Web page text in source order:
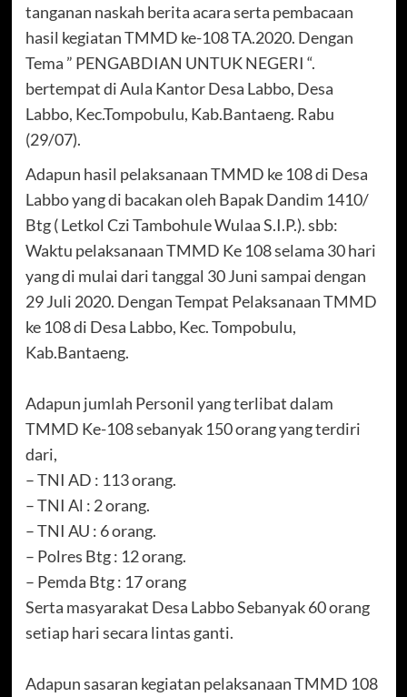
tanganan naskah berita acara serta pembacaan
hasil kegiatan TMMD ke-108 TA.2020. Dengan
Tema ” PENGABDIAN UNTUK NEGERI “.
bertempat di Aula Kantor Desa Labbo, Desa
Labbo, Kec.Tompobulu, Kab.Bantaeng. Rabu
(29/07).
Adapun hasil pelaksanaan TMMD ke 108 di Desa
Labbo yang di bacakan oleh Bapak Dandim 1410/
Btg ( Letkol Czi Tambohule Wulaa S.I.P.). sbb:
Waktu pelaksanaan TMMD Ke 108 selama 30 hari
yang di mulai dari tanggal 30 Juni sampai dengan
29 Juli 2020. Dengan Tempat Pelaksanaan TMMD
ke 108 di Desa Labbo, Kec. Tompobulu,
Kab.Bantaeng.
Adapun jumlah Personil yang terlibat dalam
TMMD Ke-108 sebanyak 150 orang yang terdiri
dari,
– TNI AD : 113 orang.
– TNI Al : 2 orang.
– TNI AU : 6 orang.
– Polres Btg : 12 orang.
– Pemda Btg : 17 orang
Serta masyarakat Desa Labbo Sebanyak 60 orang
setiap hari secara lintas ganti.
Adapun sasaran kegiatan pelaksanaan TMMD 108